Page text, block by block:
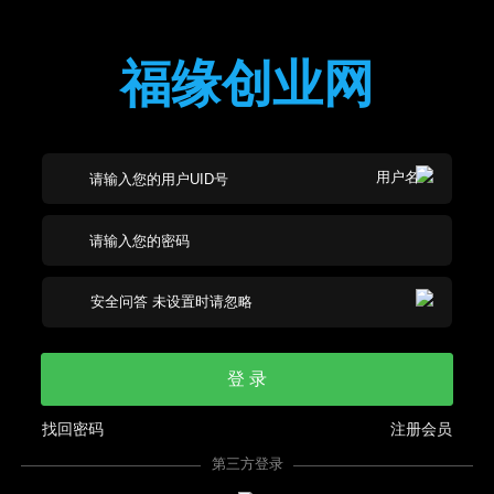
福缘创业网
登 录
注册会员
找回密码
第三方登录